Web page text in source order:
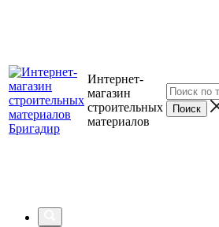
Интернет-
магазин
строительных
материалов